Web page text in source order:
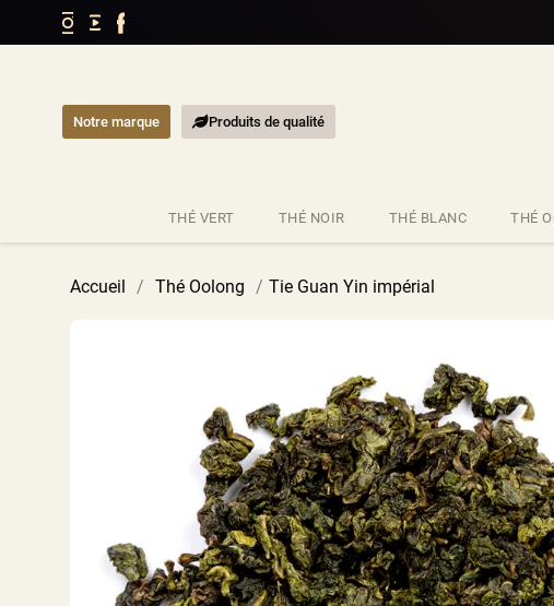
Notre marque Produits de qualité
THÉ VERT THÉ NOIR THÉ BLANC THÉ
Accueil / Thé Oolong / Tie Guan Yin impérial